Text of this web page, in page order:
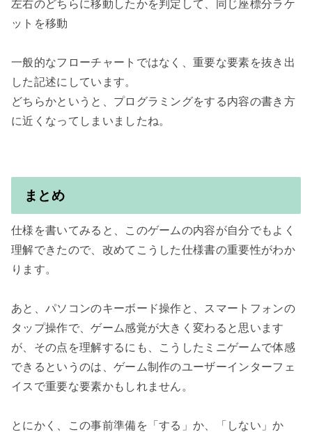
左右のどちらに移動したかを判定して、同じ座標分ラケ
ットを移動
一般的なフローチャートではなく、重要な要素を抜き出
した記述にしています。
どちらかというと、プログラミングをする内容の書き方
に近くなってしまいましたね。
まとめ
仕様を書いてみると、このゲームの内容が自分でもよく
理解できたので、改めてこうした仕様書の重要性がわか
ります。
あと、パソコンのキーボード操作と、スマートフォンの
タップ操作で、ゲーム感覚が大きく変わると思います
が、その点を理解するにも、こうしたミニゲームで体感
できるというのは、ゲーム制作のユーザーインターフェ
イスで重要な要素かもしれません。
とにかく、この事前準備を「する」か、「しない」か